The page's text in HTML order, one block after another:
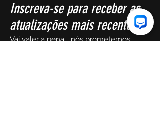
Inscreva-se para receber as
atualizações mais recentes.
Vai valer a pena... nós prometemos